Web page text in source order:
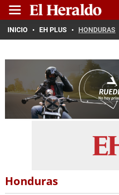
INICIO EH PLUS HONDURAS
Honduras